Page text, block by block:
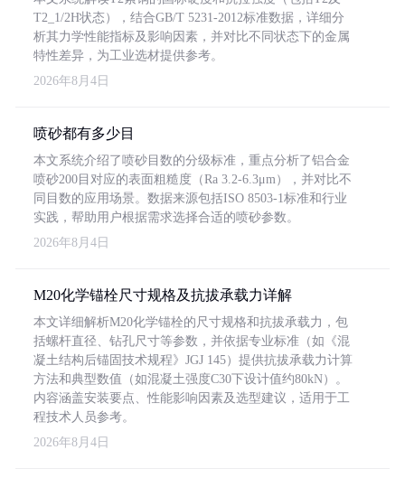
T2_1/2H状态），结合GB/T 5231-2012标准数据，详细分
析其力学性能指标及影响因素，并对比不同状态下的金属
特性差异，为工业选材提供参考。
2026年8月4日
喷砂都有多少目
本文系统介绍了喷砂目数的分级标准，重点分析了铝合金
喷砂200目对应的表面粗糙度（Ra 3.2-6.3μm），并对比不
同目数的应用场景。数据来源包括ISO 8503-1标准和行业
实践，帮助用户根据需求选择合适的喷砂参数。
2026年8月4日
M20化学锚栓尺寸规格及抗拔承载力详解
本文详细解析M20化学锚栓的尺寸规格和抗拔承载力，包
括螺杆直径、钻孔尺寸等参数，并依据专业标准（如《混
凝土结构后锚固技术规程》JGJ 145）提供抗拔承载力计算
方法和典型数值（如混凝土强度C30下设计值约80kN）。
内容涵盖安装要点、性能影响因素及选型建议，适用于工
程技术人员参考。
2026年8月4日